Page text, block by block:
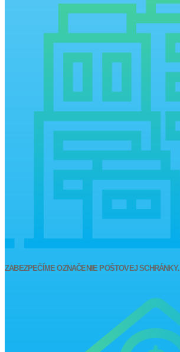
ZABEZPEČÍME OZNAČENIE POŠTOVEJ SCHRÁNKY.